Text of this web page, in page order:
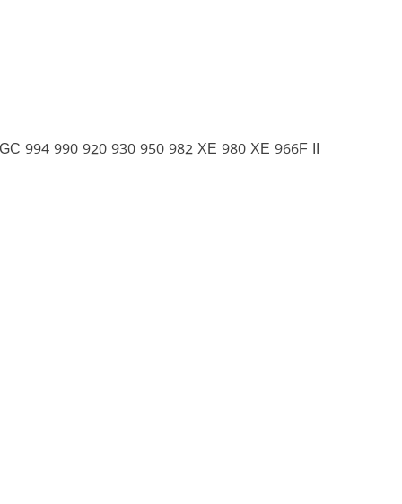
994 990 920 930 950 982 XE 980 XE 966F II